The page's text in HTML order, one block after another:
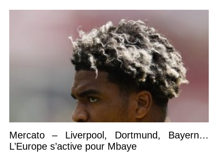
Mercato – Liverpool, Dortmund, Bayern…
L’Europe s’active pour Mbaye